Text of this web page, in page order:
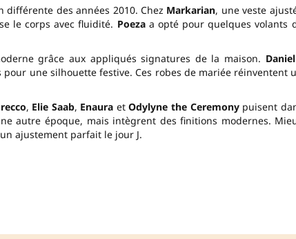
des années 2010. Chez Markarian, une veste
le corps avec fluidité. Poezaa opté pour quelques volants
grâce aux appliqués signatures de la maison.
pour une silhouette festive. Ces robes de mariée réinventent
, Elie Saab, Enaura etOdylyne the Ceremonypuisent
autre époque, mais intègrent des finitions modernes.
ajustement parfait le jour J.